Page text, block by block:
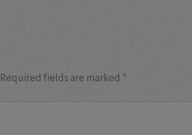
Required fields are marked *